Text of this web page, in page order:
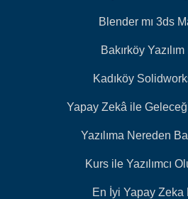
Blender mı 3ds
Bakırköy
Kadıköy
Yapay Zekâ ile
Yazılıma Nereden
Kurs ile Yazılımcı
En İyi Yapay Zeka